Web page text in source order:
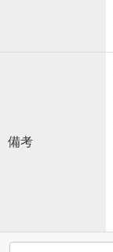
備考